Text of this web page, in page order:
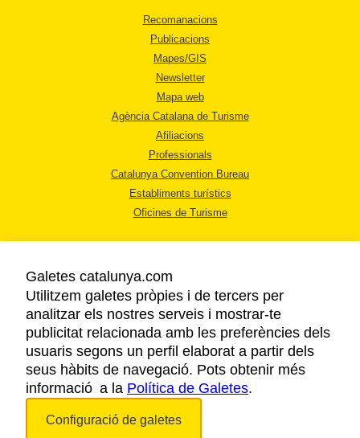
Recomanacions
Publicacions
Mapes/GIS
Newsletter
Mapa web
Agència Catalana de Turisme
Afiliacions
Professionals
Catalunya Convention Bureau
Establiments turístics
Oficines de Turisme
AVÍS LEGAL
POLÍTICA DE PRIVACITAT
COOKIES
ACCESSIBILITAT
Galetes catalunya.com
Utilitzem galetes pròpies i de tercers per
analitzar els nostres serveis i mostrar-te
publicitat relacionada amb les preferències dels
usuaris segons un perfil elaborat a partir dels
seus hàbits de navegació. Pots obtenir més
informació a la Política de Galetes.
Configuració de galetes